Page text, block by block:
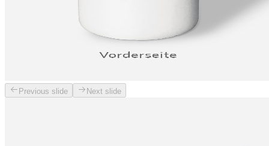
Previous slide Next slide